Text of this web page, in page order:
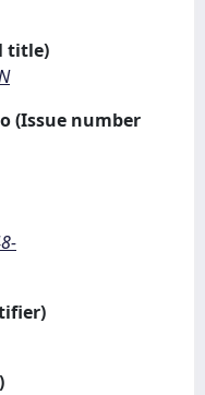
title)
(Issue number